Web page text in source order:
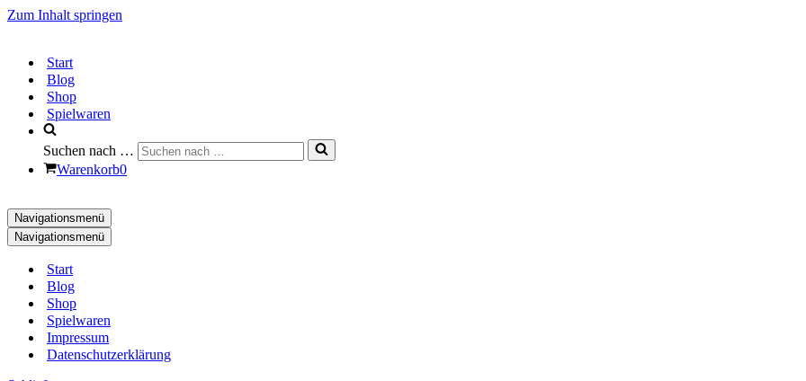
Zum Inhalt springen
Start
Blog
Shop
Spielwaren
Suchen nach …
Warenkorb0
Navigationsmenü
Navigationsmenü
Start
Blog
Shop
Spielwaren
Impressum
Datenschutzerklärung